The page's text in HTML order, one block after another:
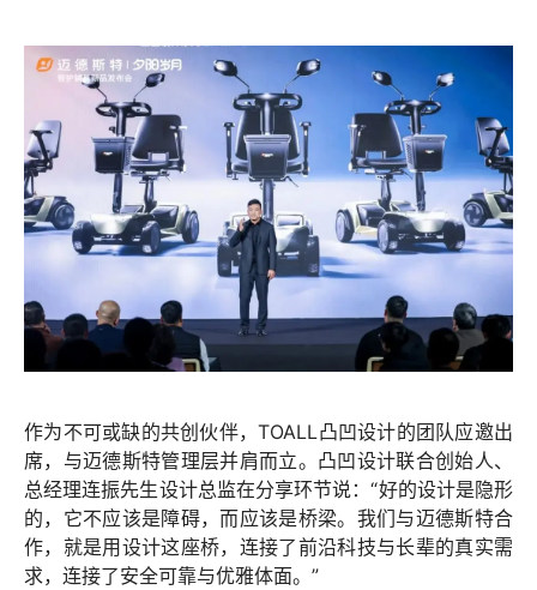
作为不可或缺的共创伙伴，TOALL凸凹设计的团队应邀出
席，与迈德斯特管理层并肩而立。凸凹设计联合创始人、
总经理连振先生设计总监在分享环节说：“好的设计是隐形
的，它不应该是障碍，而应该是桥梁。我们与迈德斯特合
作，就是用设计这座桥，连接了前沿科技与长辈的真实需
求，连接了安全可靠与优雅体面。”